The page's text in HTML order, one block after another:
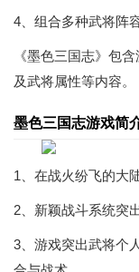
4、组合多种武将阵
《墨色三国志》包
及武将属性等内容。
墨色三国志游戏简
1、在战火纷飞的大
2、新颖战斗系统突
3、游戏突出武将个